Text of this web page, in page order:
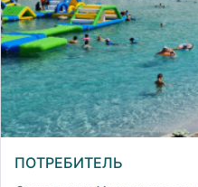
ПОТРЕБИТЕЛЬ